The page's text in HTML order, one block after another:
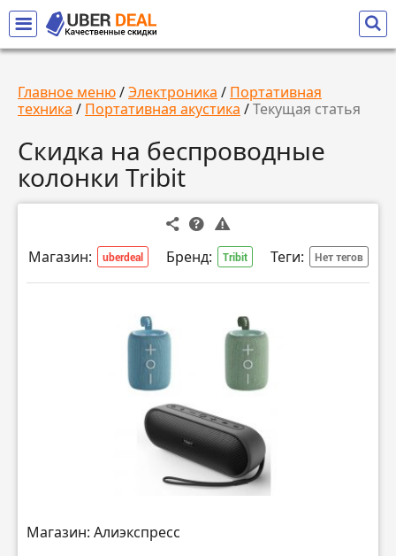
Главное меню/Электроника / Портативная
техника / Портативная акустика /Текущая статья
Скидка на беспроводные
колонки Tribit
Магазин: uberdeal Бренд: Tribit Теги: Нет тегов
Магазин: Алиэкспресс